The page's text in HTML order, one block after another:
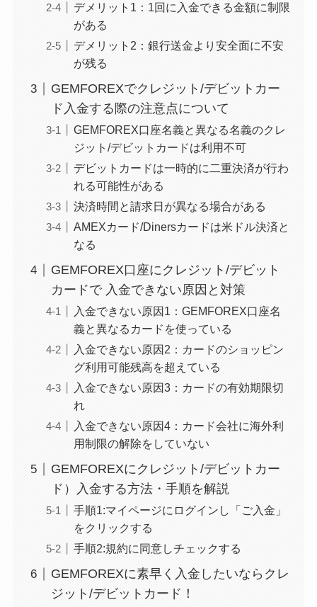
デメリット1：1回に入金できる金額に制限
がある
デメリット2：銀行送金より安全面に不安
が残る
GEMFOREXでクレジット/デビットカー
ド入金する際の注意点について
GEMFOREX口座名義と異なる名義のクレ
ジット/デビットカードは利用不可
デビットカードは一時的に二重決済が行わ
れる可能性がある
決済時間と請求日が異なる場合がある
AMEXカード/Dinersカードは米ドル決済と
なる
GEMFOREX口座にクレジット/デビット
カードで 入金できない原因と対策
入金できない原因1：GEMFOREX口座名
義と異なるカードを使っている
入金できない原因2：カードのショッピン
グ利用可能残高を超えている
入金できない原因3：カードの有効期限切
れ
入金できない原因4：カード会社に海外利
用制限の解除をしていない
GEMFOREXにクレジット/デビットカー
ド）入金する方法・手順を解説
手順1:マイページにログインし「ご入金」
をクリックする
手順2:規約に同意しチェックする
GEMFOREXに素早く入金したいならクレ
ジット/デビットカード！